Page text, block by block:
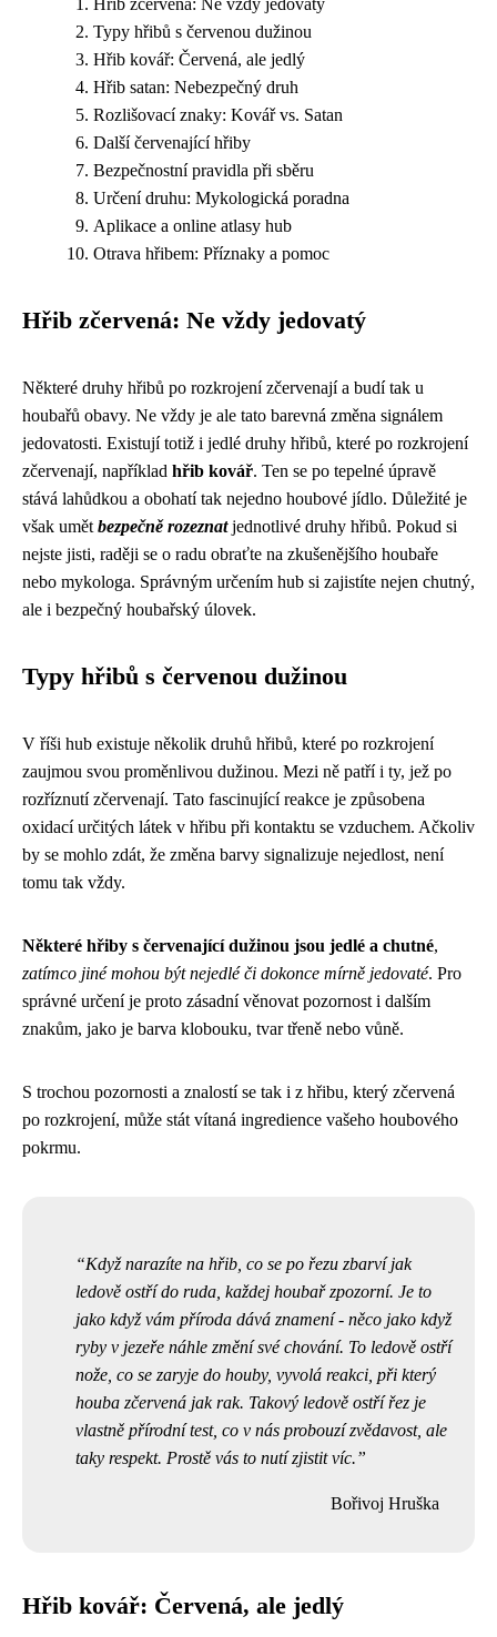
Hřib zčervená: Ne vždy jedovatý
Typy hřibů s červenou dužinou
Hřib kovář: Červená, ale jedlý
Hřib satan: Nebezpečný druh
Rozlišovací znaky: Kovář vs. Satan
Další červenající hřiby
Bezpečnostní pravidla při sběru
Určení druhu: Mykologická poradna
Aplikace a online atlasy hub
Otrava hřibem: Příznaky a pomoc
Hřib zčervená: Ne vždy jedovatý
Některé druhy hřibů po rozkrojení zčervenají a budí tak u
houbařů obavy. Ne vždy je ale tato barevná změna signálem
jedovatosti. Existují totiž i jedlé druhy hřibů, které po rozkrojení
zčervenají, například hřib kovář. Ten se po tepelné úpravě
stává lahůdkou a obohatí tak nejedno houbové jídlo. Důležité je
však umět bezpečně rozeznatjednotlivé druhy hřibů. Pokud si
nejste jisti, raději se o radu obraťte na zkušenějšího houbaře
nebo mykologa. Správným určením hub si zajistíte nejen chutný,
ale i bezpečný houbařský úlovek.
Typy hřibů s červenou dužinou
V říši hub existuje několik druhů hřibů, které po rozkrojení
zaujmou svou proměnlivou dužinou. Mezi ně patří i ty, jež po
rozříznutí zčervenají. Tato fascinující reakce je způsobena
oxidací určitých látek v hřibu při kontaktu se vzduchem. Ačkoliv
by se mohlo zdát, že změna barvy signalizuje nejedlost, není
tomu tak vždy.
Některé hřiby s červenající dužinou jsou jedlé a chutné,
zatímco jiné mohou být nejedlé či dokonce mírně jedovaté. Pro
správné určení je proto zásadní věnovat pozornost i dalším
znakům, jako je barva klobouku, tvar třeně nebo vůně.
S trochou pozornosti a znalostí se tak i z hřibu, který zčervená
po rozkrojení, může stát vítaná ingredience vašeho houbového
pokrmu.
Když narazíte na hřib, co se po řezu zbarví jak
ledově ostří do ruda, každej houbař zpozorní. Je to
jako když vám příroda dává znamení - něco jako když
ryby v jezeře náhle změní své chování. To ledově ostří
nože, co se zaryje do houby, vyvolá reakci, při který
houba zčervená jak rak. Takový ledově ostří řez je
vlastně přírodní test, co v nás probouzí zvědavost, ale
taky respekt. Prostě vás to nutí zjistit víc.
Bořivoj Hruška
Hřib kovář: Červená, ale jedlý